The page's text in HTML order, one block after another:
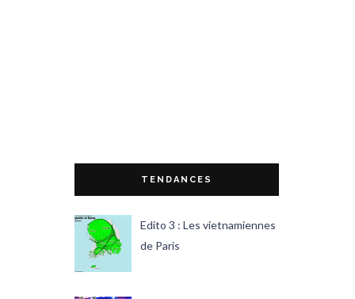
TENDANCES
Edito 3 : Les vietnamiennes
de Paris